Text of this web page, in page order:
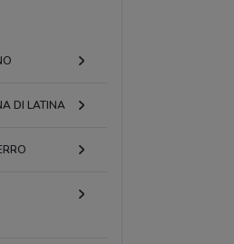
DI LATINA